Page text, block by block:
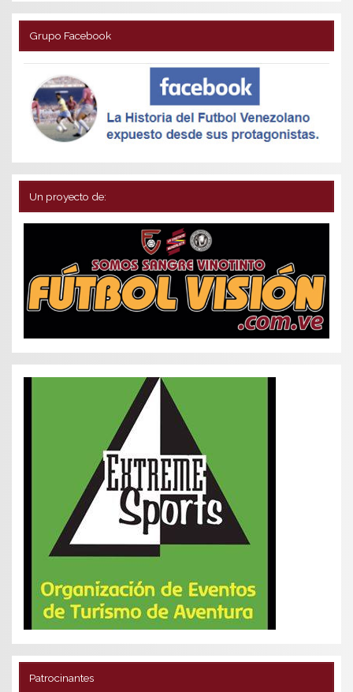
Grupo Facebook
Un proyecto de:
Patrocinantes